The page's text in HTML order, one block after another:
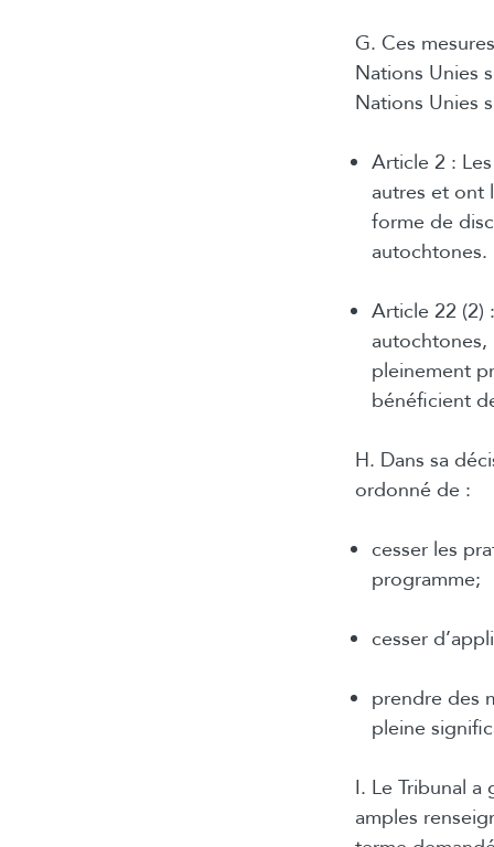
G. Ces
Nations Unies
Nations Unies
Article 2 :
autres et ont
forme de
autochtones.
Article 22 (2)
pleinement
bénéficient
H. Dans sa
ordonné de :
cesser les
programme;
cesser
prendre des
pleine
I. Le Tribunal
amples